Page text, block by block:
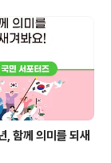
, 함께 의미를 되새